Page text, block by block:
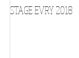
STAGE EVRY 2018